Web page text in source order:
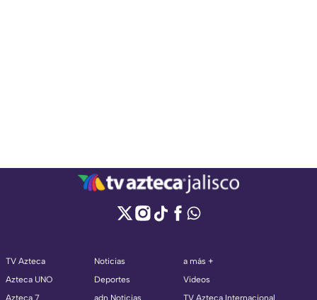
TV Azteca
Azteca UNO
Azteca 7
Noticias
Deportes
adn Noticias
a más +
Videos
TV Azteca Internacional